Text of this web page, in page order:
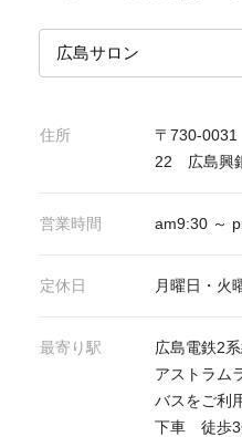
住所
〒730-
22 広島興
営業時間 am9:30 ～
定休日 月曜日・火
最寄り駅
広島電鉄2
アストラ
バスをご利
下車 徒歩3